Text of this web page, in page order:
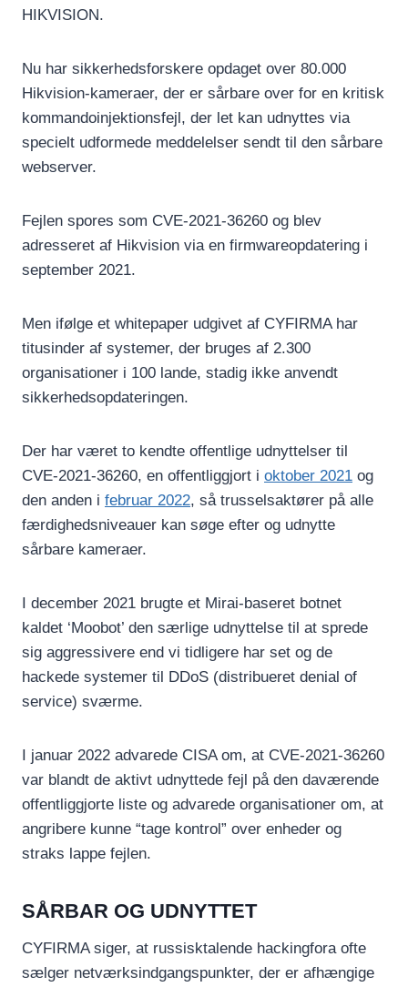
HIKVISION.
Nu har sikkerhedsforskere opdaget over 80.000
Hikvision-kameraer, der er sårbare over for en kritisk
kommandoinjektionsfejl, der let kan udnyttes via
specielt udformede meddelelser sendt til den sårbare
webserver.
Fejlen spores som CVE-2021-36260 og blev
adresseret af Hikvision via en firmwareopdatering i
september 2021.
Men ifølge et whitepaper udgivet af CYFIRMA har
titusinder af systemer, der bruges af 2.300
organisationer i 100 lande, stadig ikke anvendt
sikkerhedsopdateringen.
Der har været to kendte offentlige udnyttelser til
CVE-2021-36260, en offentliggjort i oktober 2021 og
den anden i februar 2022, så trusselsaktører på alle
færdighedsniveauer kan søge efter og udnytte
sårbare kameraer.
I december 2021 brugte et Mirai-baseret botnet
kaldet ‘Moobot’ den særlige udnyttelse til at sprede
sig aggressivere end vi tidligere har set og de
hackede systemer til DDoS (distribueret denial of
service) sværme.
I januar 2022 advarede CISA om, at CVE-2021-36260
var blandt de aktivt udnyttede fejl på den daværende
offentliggjorte liste og advarede organisationer om, at
angribere kunne “tage kontrol” over enheder og
straks lappe fejlen.
SÅRBAR OG UDNYTTET
CYFIRMA siger, at russisktalende hackingfora ofte
sælger netværksindgangspunkter, der er afhængige